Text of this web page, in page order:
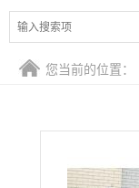
产品展厅
证书荣誉
您当前的位置：